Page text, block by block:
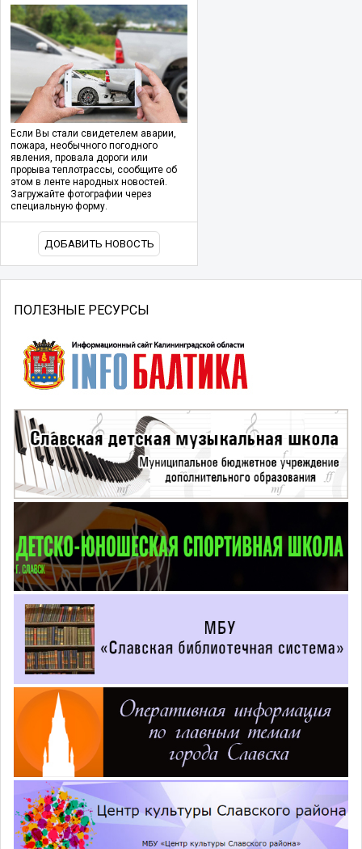
Если Вы стали свидетелем аварии,
пожара, необычного погодного
явления, провала дороги или
прорыва теплотрассы, сообщите об
этом в ленте народных новостей.
Загружайте фотографии через
специальную форму.
ДОБАВИТЬ НОВОСТЬ
ПОЛЕЗНЫЕ РЕСУРСЫ